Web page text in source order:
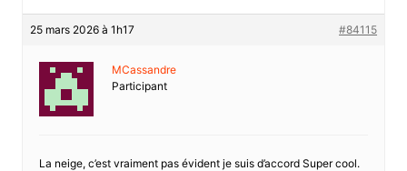
25 mars 2026 à 1h17 #84115
MCassandre
Participant
La neige, c’est vraiment pas évident je suis d’accord Super cool.